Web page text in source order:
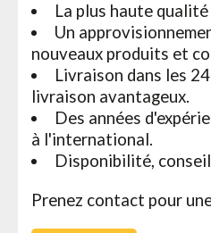
La plus haute
Un
nouveaux produits et
Livraison dans les
livraison avantageux.
Des années
à l'international.
Disponibilité,
Prenez contact pour